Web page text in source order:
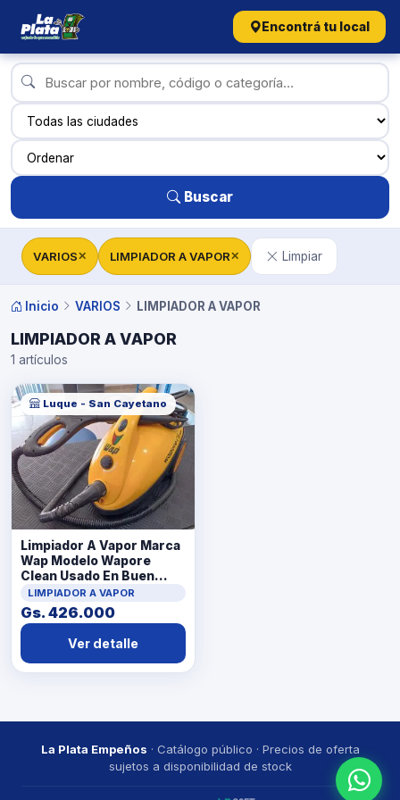
Encontrá tu local
Buscar
VARIOS✕ LIMPIADOR A VAPOR✕ Limpiar
Inicio VARIOS LIMPIADOR A VAPOR
LIMPIADOR A VAPOR
1 artículos
Luque - San Cayetano
Limpiador A Vapor Marca
Wap Modelo Wapore
Clean Usado En Buen
Estado Con Manija Acc
Manguera C/
PistolaRueditas
LIMPIADOR A VAPOR
Gs. 426.000
Ver detalle
La Plata Empeños · Catálogo público · Precios de oferta
sujetos a disponibilidad de stock